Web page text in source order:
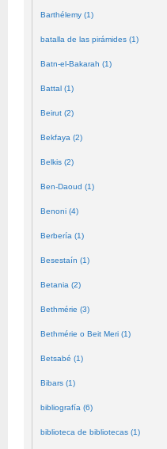
Barthélemy (1)
batalla de las pirámides (1)
Batn-el-Bakarah (1)
Battal (1)
Beirut (2)
Bekfaya (2)
Belkis (2)
Ben-Daoud (1)
Benoni (4)
Berbería (1)
Besestaín (1)
Betania (2)
Bethmérie (3)
Bethmérie o Beit Meri (1)
Betsabé (1)
Bibars (1)
bibliografía (6)
biblioteca de bibliotecas (1)